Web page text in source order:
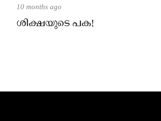
10 months ago
ശിക്ഷയുടെ പക!